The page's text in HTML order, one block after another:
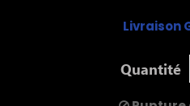
Livraison
Quantité